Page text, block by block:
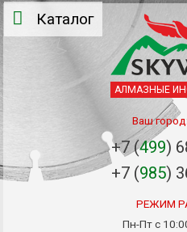
АЛМАЗНЫЕ
Ваш город:
+7 (499)
+7 (985)
РЕЖИМ
Пн-Пт с
Каталог